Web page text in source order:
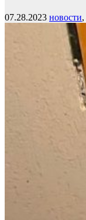
07.28.2023 новости,